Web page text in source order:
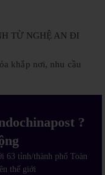
TỪ NGHỆ AN ĐI
khắp nơi, nhu cầu
?
63 tỉnh/thành phố Toàn
thế giới